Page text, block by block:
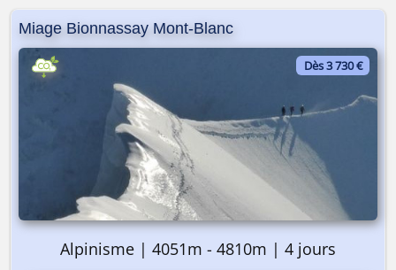
Miage Bionnassay Mont-Blanc
Dès 3 730 €
Alpinisme | 4051m - 4810m | 4 jours